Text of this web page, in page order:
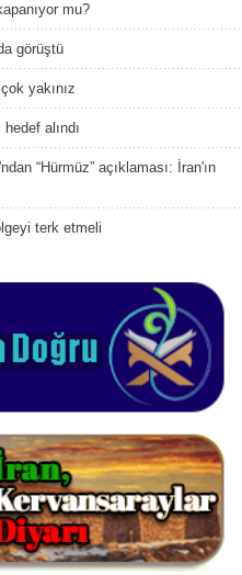
mu?
görüştü
yakınız
alındı
“Hürmüz” açıklaması: İran'ın
terk etmeli